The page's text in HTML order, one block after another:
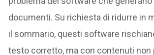
documenti. Su richiesta di ridurre in
il sommario, questi software
testo corretto, ma con contenuti non